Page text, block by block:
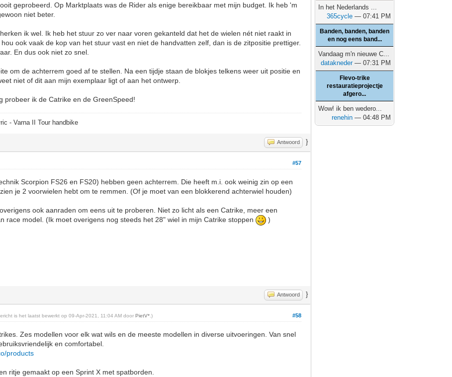
geprobeerd. Op Marktplaats was de Rider als enige bereikbaar met mijn budget. Ik heb 'm
niet beter.
ik wel. Ik heb het stuur zo ver naar voren gekanteld dat het de wielen nét niet raakt in
ook vaak de kop van het stuur vast en niet de handvatten zelf, dan is de zitpositie prettiger.
En dus ook niet zo snel.
om de achterrem goed af te stellen. Na een tijdje staan de blokjes telkens weer uit positie en
niet of dit aan mijn exemplaar ligt of aan het ontwerp.
probeer ik de Catrike en de GreenSpeed!
- Varna II Tour handbike
Antwoord }
#57
Scorpion FS26 en FS20) hebben geen achterrem. Die heeft m.i. ook weinig zin op een
je 2 voorwielen hebt om te remmen. (Of je moet van een blokkerend achterwiel houden)
ook aanraden om eens uit te proberen. Niet zo licht als een Catrike, meer een
race model. (Ik moet overigens nog steeds het 28" wiel in mijn Catrike stoppen
)
Antwoord }
#58
is het laatst bewerkt op 09-Apr-2021, 11:04 AM doorPietV* .)
Zes modellen voor elk wat wils en de meeste modellen in diverse uitvoeringen. Van snel
en comfortabel.
products
ritje gemaakt op een Sprint X met spatborden.
In het Nederlands ...
365cycle — 07:41 PM
Banden, banden, banden
en nog eens band...
Vandaag m'n nieuwe C...
datakneder— 07:31 PM
Flevo-trike
restauratieprojectje
afgero...
Wow! ik ben wedero...
renehin — 04:48 PM